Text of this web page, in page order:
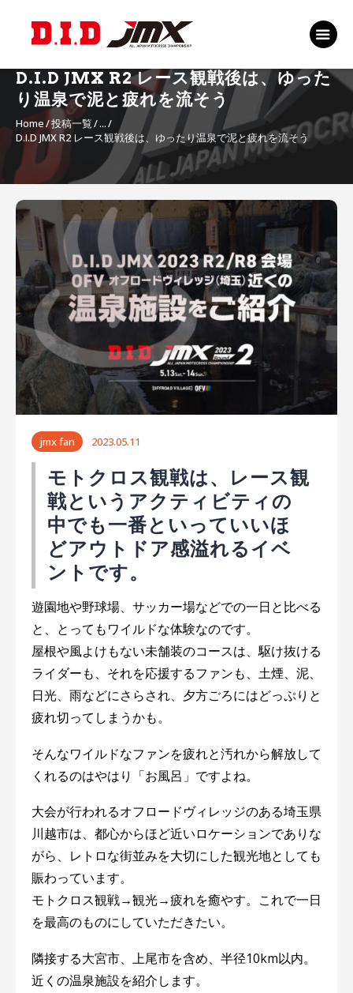
D.I.D JMX R2 レース観戦後は、ゆった
り温泉で泥と疲れを流そう
Home 投稿一覧 ...
D.I.D JMX R2 レース観戦後は、ゆったり温泉で泥と疲れを流そう
TOP
RANKING 2026
RIDERS 2026
SPONSORS
TICKET
MSP Motosports
Promotion TOP
jmx fan 2023.05.11
モトクロス観戦は、レース観
戦というアクティビティの
中でも一番といっていいほ
どアウトドア感溢れるイベ
ントです。
遊園地や野球場、サッカー場などでの一日と比べる
と、とってもワイルドな体験なのです。
屋根や風よけもない未舗装のコースは、駆け抜ける
ライダーも、それを応援するファンも、土煙、泥、
日光、雨などにさらされ、夕方ごろにはどっぷりと
疲れ切ってしまうかも。
そんなワイルドなファンを疲れと汚れから解放して
くれるのはやはり「お風呂」ですよね。
大会が行われるオフロードヴィレッジのある埼玉県
川越市は、都心からほど近いロケーションでありな
がら、レトロな街並みを大切にした観光地としても
賑わっています。
モトクロス観戦→観光→疲れを癒やす。これで一日
を最高のものにしていただきたい。
隣接する大宮市、上尾市を含め、半径10km以内。
近くの温泉施設を紹介します。
投
稿
ナ
ビ
ゲ
ー
シ
ョ
ン